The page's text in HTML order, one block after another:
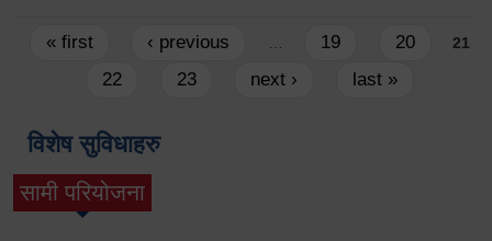
Pages
« first ‹ previous 19 20 21
22 23 next › last »
विशेष सुविधाहरु
सामी परियोजना
(active tab)